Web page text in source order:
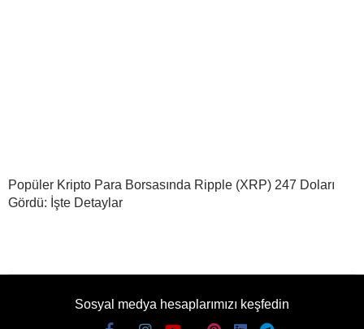
Popüler Kripto Para Borsasında Ripple (XRP) 247 Doları
Gördü: İşte Detaylar
Sosyal medya hesaplarımızı keşfedin